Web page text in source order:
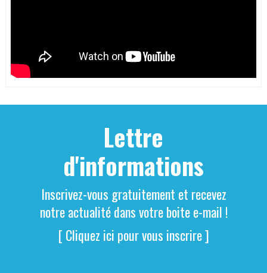
Lettre
d'informations
Inscrivez-vous gratuitement et recevez
notre actualité dans votre boite e-mail !
[ Cliquez ici pour vous inscrire ]